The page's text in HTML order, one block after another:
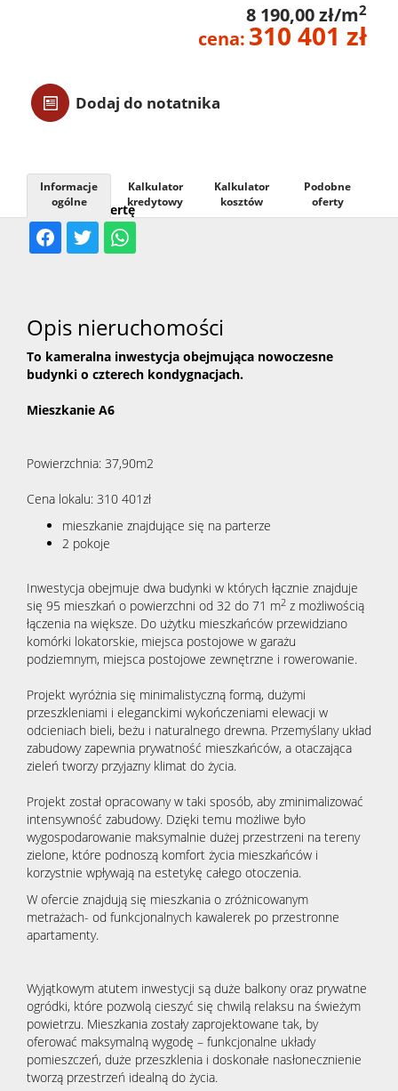
Usługi
8 190,00 zł/m2
cena: 310 401 zł
Dodaj do notatnika
Udostępnij ofertę
Informacje
ogólne
Kalkulator
kredytowy
Kalkulator
kosztów
Podobne
oferty
Opis nieruchomości
To kameralna inwestycja obejmująca nowoczesne
budynki o czterech kondygnacjach.
Mieszkanie A6
Powierzchnia: 37,90m2
Cena lokalu: 310 401zł
mieszkanie znajdujące się na parterze
2 pokoje
Inwestycja obejmuje dwa budynki w których łącznie znajduje
się 95 mieszkań o powierzchni od 32 do 71 m2 z możliwością
łączenia na większe. Do użytku mieszkańców przewidziano
komórki lokatorskie, miejsca postojowe w garażu
podziemnym, miejsca postojowe zewnętrzne i rowerowanie.
Projekt wyróżnia się minimalistyczną formą, dużymi
przeszkleniami i eleganckimi wykończeniami elewacji w
odcieniach bieli, beżu i naturalnego drewna. Przemyślany układ
zabudowy zapewnia prywatność mieszkańców, a otaczająca
zieleń tworzy przyjazny klimat do życia.
Projekt został opracowany w taki sposób, aby zminimalizować
intensywność zabudowy. Dzięki temu możliwe było
wygospodarowanie maksymalnie dużej przestrzeni na tereny
zielone, które podnoszą komfort życia mieszkańców i
korzystnie wpływają na estetykę całego otoczenia.
W ofercie znajdują się mieszkania o zróżnicowanym
metrażach- od funkcjonalnych kawalerek po przestronne
apartamenty.
Wyjątkowym atutem inwestycji są duże balkony oraz prywatne
ogródki, które pozwolą cieszyć się chwilą relaksu na świeżym
powietrzu. Mieszkania zostały zaprojektowane tak, by
oferować maksymalną wygodę – funkcjonalne układy
pomieszczeń, duże przeszklenia i doskonałe nasłonecznienie
tworzą przestrzeń idealną do życia.